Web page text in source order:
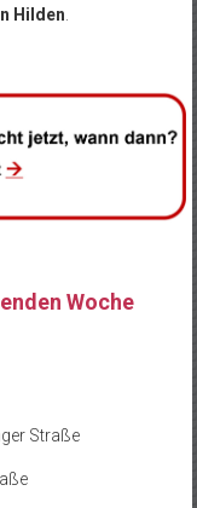
Hilden
Woche
Straße